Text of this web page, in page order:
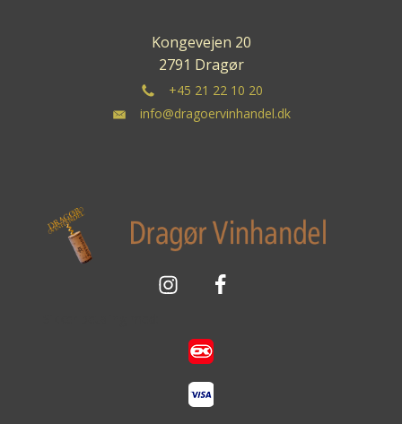
Kongevejen 20
2791 Dragør
+45 21 22 10 20
info@dragoervinhandel.dk